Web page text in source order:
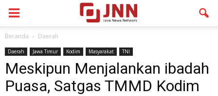
Beranda Daerah
Daerah Jawa Timur Kodim Masyarakat TNI
Meskipun Menjalankan ibadah
Puasa, Satgas TMMD Kodim